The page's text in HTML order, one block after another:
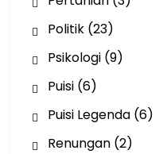
Politik(23)
Psikologi(9)
Puisi(6)
Puisi Legenda(6)
Renungan(2)